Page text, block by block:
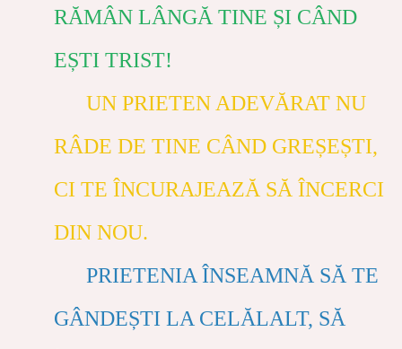
RĂMÂN LÂNGĂ TINE ȘI CÂND
EȘTI TRIST!
UN PRIETEN ADEVĂRAT NU
RÂDE DE TINE CÂND GREȘEȘTI,
CI TE ÎNCURAJEAZĂ SĂ ÎNCERCI
DIN NOU.
PRIETENIA ÎNSEAMNĂ SĂ TE
GÂNDEȘTI LA CELĂLALT, SĂ